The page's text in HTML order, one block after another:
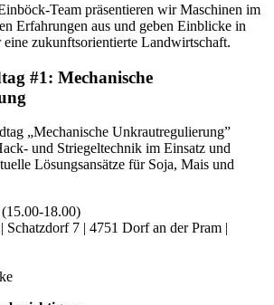
Team präsentieren wir Maschinen im
Erfahrungen aus und geben Einblicke in
zukunftsorientierte Landwirtschaft.
#1: Mechanische
„Mechanische Unkrautregulierung”
und Striegeltechnik im Einsatz und
Lösungsansätze für Soja, Mais und
18.00)
7 | 4751 Dorf an der Pram |